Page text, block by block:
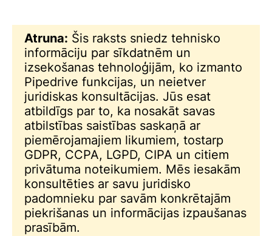
Atruna: Šis raksts sniedz tehnisko
informāciju par sīkdatnēm un
izsekošanas tehnoloģijām, ko izmanto
Pipedrive funkcijas, un neietver
juridiskas konsultācijas. Jūs esat
atbildīgs par to, ka nosakāt savas
atbilstības saistības saskaņā ar
piemērojamajiem likumiem, tostarp
GDPR, CCPA, LGPD, CIPA un citiem
privātuma noteikumiem. Mēs iesakām
konsultēties ar savu juridisko
padomnieku par savām konkrētajām
piekrišanas un informācijas izpaušanas
prasībām.